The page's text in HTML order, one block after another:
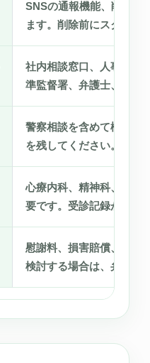
SNSの通報機能、削除依
ます。削除前にスクショ
社内相談窓口、人事、上
準監督署、弁護士、医療
警察相談を含めて検討し
を残してください。
心療内科、精神科、内科
要です。受診記録が後の
慰謝料、損害賠償、削除
検討する場合は、弁護士